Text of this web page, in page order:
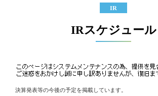
IR
IRスケジュール
決算発表等の今後の予定を掲載しています。